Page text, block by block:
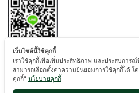
เว็บไซต์นี้ใช้คุกกี้
เราใช้คุกกี้เพื่อเพิ่มประสิทธิภาพ และประสบการ
สามารถเลือกตั้งค่าความยินยอมการใช้คุกกี้ได้ โ
คุกกี้" นโยบายคุกกี้